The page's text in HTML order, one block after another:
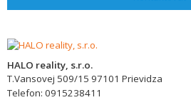
HALO reality, s.r.o.
T.Vansovej 509/15 97101 Prievidza
Telefon: 0915238411